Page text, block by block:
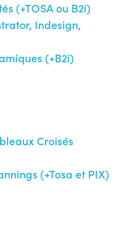
(+TOSA ou B2i)
Indesign,
(+B2i)
Croisés
(+Tosa et PIX)